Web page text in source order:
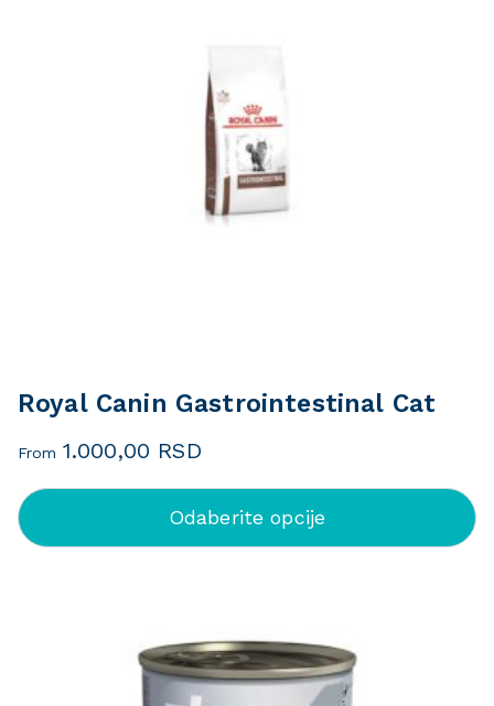
Royal Canin Gastrointestinal Cat
From 1.000,00 RSD
Odaberite opcije